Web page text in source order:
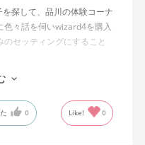
ットシンクロロッキングの
るため」「Wizard2とは機
」との回答をいただきま
も大きな反力が残る理由
ませんが、少なくとも私の
探して、品川の体験コーナ
色々話を伺いwizard4を購入
セッティングにすること
みに近かったなと思いま
れば完璧だと思います。
0 Like! 0